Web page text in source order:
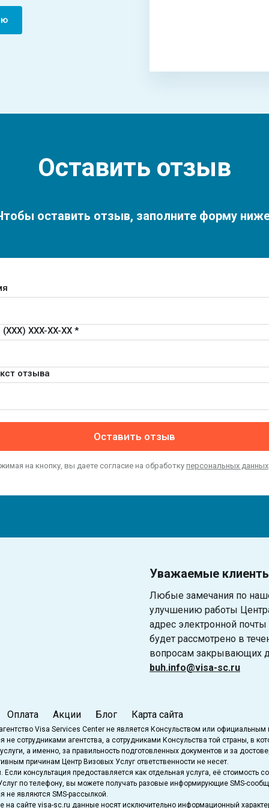
Оставить отзыв
оставить отзыв, заполните форму
(XXX) XXX-XX-XX *
отзыва
Оставить отзыв
на кнопку, вы даете согласие на обработку персональных данных
Уважаемые
Любые замечания по
улучшению работы
адрес электронной почты
будет рассмотрено в
вопросам закрывающих
buh.info@visa-sc.ru
Оплата Акции Блог Карта сайта
Visa Services Center не является Консульством или официальным
сотрудниками агентства, а сотрудниками Консульства той страны, в
а именно, за правильность подготовленных документов и за
причинам Центр Визовых Услуг ответственности не несет.
консультация предоставляется как отдельная услуга, её стоимость
по телефону, вы можете получать разовые информирующие SMS-
являются SMS-рассылкой.
сайте visa-sc.ru данные носят исключительно информационный